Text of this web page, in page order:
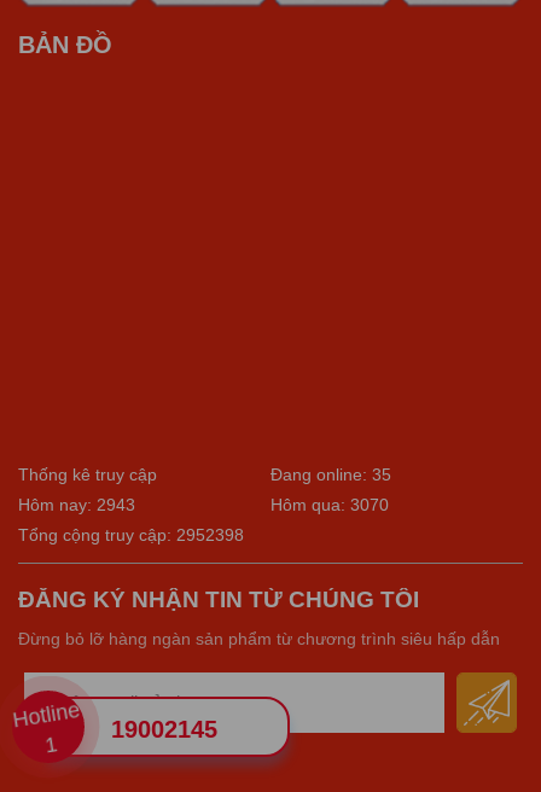
BẢN ĐỒ
Thống kê truy cập
Đang online: 35
Hôm nay: 2943
Hôm qua: 3070
Tổng cộng truy cập: 2952398
ĐĂNG KÝ NHẬN TIN TỪ CHÚNG TÔI
Đừng bỏ lỡ hàng ngàn sản phẩm từ chương trình siêu hấp dẫn
Hotline
1
19002145